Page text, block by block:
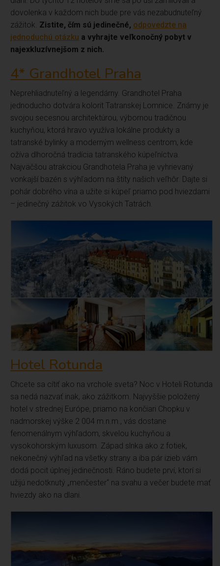
dovolenka v každom nich bude pre vás nezabudnuteľný
zážitok. Zistite, čím sú jedinečné, odpovedzte na
jednoduchú otázku a vyhrajte veľkonočný pobyt v
najexkluzívnejšom z nich.
4* Grandhotel Praha
Neprehliadnuteľný a legendárny. Grandhotel Praha
jednoducho dotvára kolorit Tatranskej Lomnice. Známy je
svojou secesnou architektúrou, výbornou tradičnou
kuchyňou, ktorá hravo využíva lokálne produkty a
tatranské bylinky a moderným wellness centrom, kde
ožíva dlhoročná tradícia tatranského kúpeľníctva.
Najväčšou atrakciou Grandhotela Praha je vyhrievaný
vonkajší bazén s výhľadom na štíty našich veľhôr. Dajte si
pohár dobrého vína a užite si kúpeľ priamo pod hviezdami
– jedinečný zážitok vo Vysokých Tatrách.
Hotel Rotunda
Chcete sa cítiť ako na vrchole sveta? Noc v Hoteli Rotunda
sa nedá nazvať inak, ako zážitkom. Najvyššie položený
hotel v strednej Európe, priamo na končiari Chopku v
nadmorskej výške 2 004 m.n.m., vás dostane
fenomenálnym výhľadom, skvelou kuchyňou a
vysokohorským luxusom. Západ slnka ako z fotiek,
nekonečný výhľad na všetky strany a iba pár izieb vám
dodá pocit úplnej jedinečnosti. Ráno budete prví, ktorí si
užijú nedotknutý „menčester“ na svahu a večer budete mať
hviezdy ako na dlani.